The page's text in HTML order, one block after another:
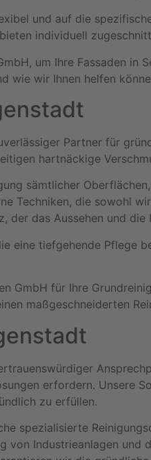
und auf die
individuell
um Ihre Fassaden
wie wir Ihnen helfen
Partner für
hartnäckige
sämtlicher
Techniken, die sowohl
der das Aussehen und
eine tiefgehende Pflege
GmbH für Ihre
maßgeschneiderten
erfordern. Unsere
zu erfüllen.
spezialisierte
von Industrieanlagen